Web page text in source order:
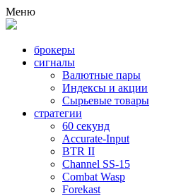
Меню
брокеры
сигналы
Валютные пары
Индексы и акции
Сырьевые товары
стратегии
60 секунд
Accurate-Input
BTR II
Channel SS-15
Combat Wasp
Forekast